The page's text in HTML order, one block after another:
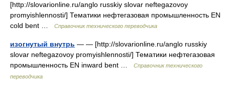
[http://slovarionline.ru/anglo russkiy slovar neftegazovoy
promyishlennosti/] Тематики нефтегазовая промышленность EN
cold bent …
Справочник технического переводчика
изогнутый внутрь — — [http://slovarionline.ru/anglo russkiy
slovar neftegazovoy promyishlennosti/] Тематики нефтегазовая
промышленность EN inward bent …
Справочник технического
переводчика